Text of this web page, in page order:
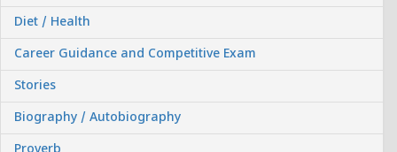
Diet / Health
Career Guidance and Competitive Exam
Stories
Biography / Autobiography